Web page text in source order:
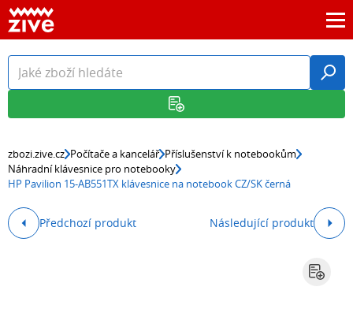
zbozi.zive.cz Počítače a kancelář Příslušenství k notebookům
Náhradní klávesnice pro notebooky
HP Pavilion 15-AB551TX klávesnice na notebook CZ/SK černá
Předchozí produkt Následující produkt